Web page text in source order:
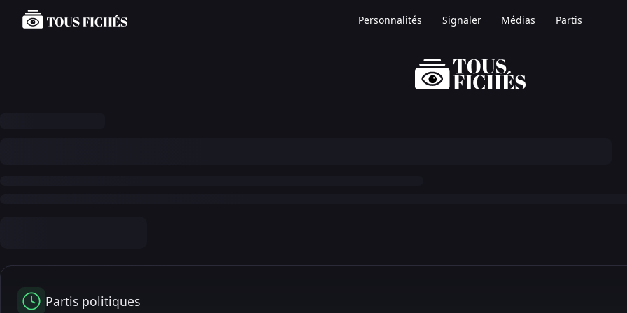
Personnalités Signaler Médias Partis
Partis politiques